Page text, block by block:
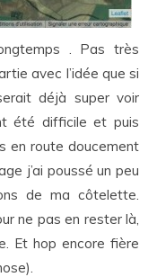
. Pas très
avec l’idée que si
déjà super voir
été difficile et puis
en route doucement
j’ai poussé un peu
de ma côtelette.
ne pas en rester là,
Et hop encore fière